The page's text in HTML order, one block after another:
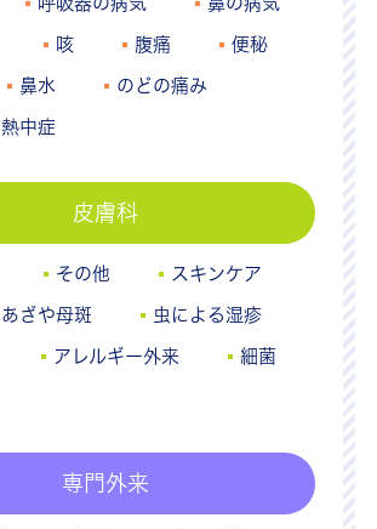
咳 腹痛 便秘
鼻水 のどの痛み
熱中症
皮膚科
その他 スキンケア
あざや母斑 虫による湿疹
アレルギー外来 細菌
専門外来